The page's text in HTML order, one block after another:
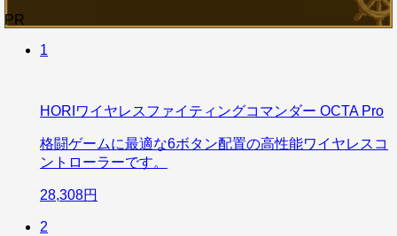
PR
1
HORIワイヤレスファイティングコマンダー OCTA Pro
格闘ゲームに最適な6ボタン配置の高性能ワイヤレスコ
ントローラーです。
28,308円
2